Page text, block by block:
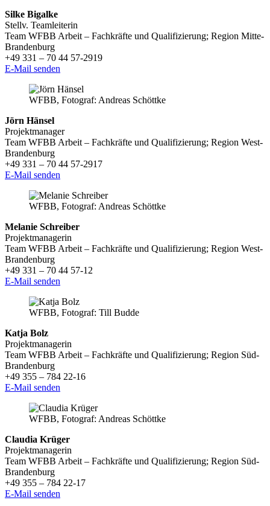
Silke Bigalke
Stellv. Teamleiterin
Team WFBB Arbeit – Fachkräfte und Qualifizierung; Region Mitte-
Brandenburg
+49 331 – 70 44 57-2919
E-Mail senden
WFBB, Fotograf: Andreas Schöttke
Jörn Hänsel
Projektmanager
Team WFBB Arbeit – Fachkräfte und Qualifizierung; Region West-
Brandenburg
+49 331 – 70 44 57-2917
E-Mail senden
WFBB, Fotograf: Andreas Schöttke
Melanie Schreiber
Projektmanagerin
Team WFBB Arbeit – Fachkräfte und Qualifizierung; Region West-
Brandenburg
+49 331 – 70 44 57-12
E-Mail senden
WFBB, Fotograf: Till Budde
Katja Bolz
Projektmanagerin
Team WFBB Arbeit – Fachkräfte und Qualifizierung; Region Süd-
Brandenburg
+49 355 – 784 22-16
E-Mail senden
WFBB, Fotograf: Andreas Schöttke
Claudia Krüger
Projektmanagerin
Team WFBB Arbeit – Fachkräfte und Qualifizierung; Region Süd-
Brandenburg
+49 355 – 784 22-17
E-Mail senden